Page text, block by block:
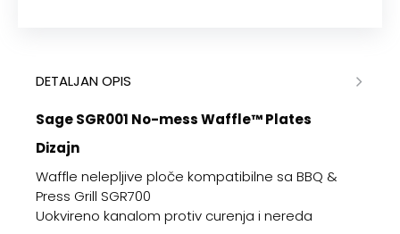
DETALJAN OPIS
Sage SGR001 No-mess Waffle™ Plates
Dizajn
Waffle nelepljive ploče kompatibilne sa BBQ &
Press Grill SGR700
Uokvireno kanalom protiv curenja i nereda